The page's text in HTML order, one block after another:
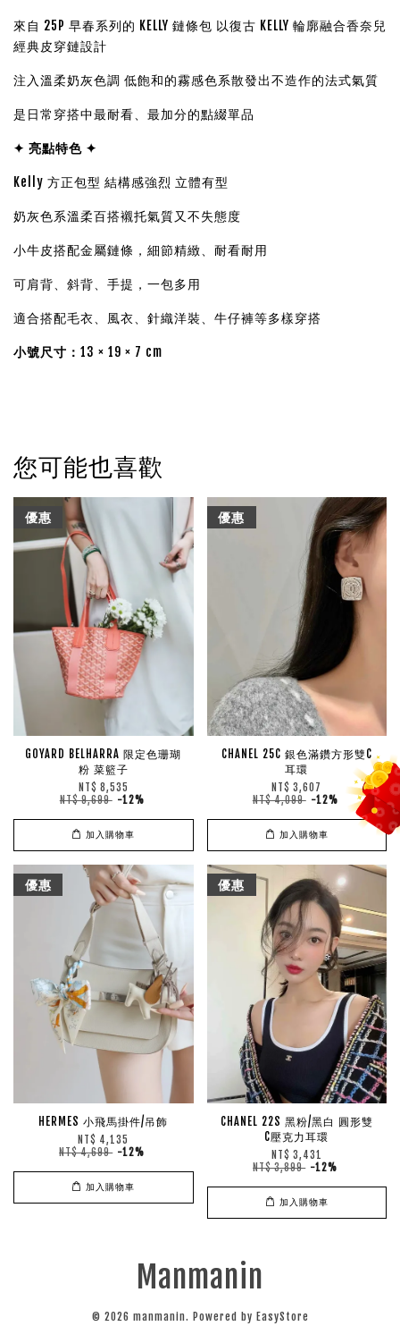
來自 25P 早春系列的 KELLY 鏈條包 以復古 KELLY 輪廓融合香奈兒
經典皮穿鏈設計
注入溫柔奶灰色調 低飽和的霧感色系散發出不造作的法式氣質
是日常穿搭中最耐看、最加分的點綴單品
✦ 亮點特色 ✦
Kelly 方正包型 結構感強烈 立體有型
奶灰色系溫柔百搭襯托氣質又不失態度
小牛皮搭配金屬鏈條，細節精緻、耐看耐用
可肩背、斜背、手提，一包多用
適合搭配毛衣、風衣、針織洋裝、牛仔褲等多樣穿搭
小號尺寸： 13 × 19 × 7 cm
您可能也喜歡
優惠
GOYARD BELHARRA 限定色珊瑚
粉 菜籃子
NT$ 8,535
NT$ 9,699 -12%
加入購物車
優惠
CHANEL 25C 銀色滿鑽方形雙C
耳環
NT$ 3,607
NT$ 4,099 -12%
加入購物車
優惠
HERMES 小飛馬掛件/吊飾
NT$ 4,135
NT$ 4,699 -12%
加入購物車
優惠
CHANEL 22S 黑粉/黑白 圓形雙
C壓克力耳環
NT$ 3,431
NT$ 3,899 -12%
加入購物車
Manmanin
© 2026 manmanin. Powered by EasyStore